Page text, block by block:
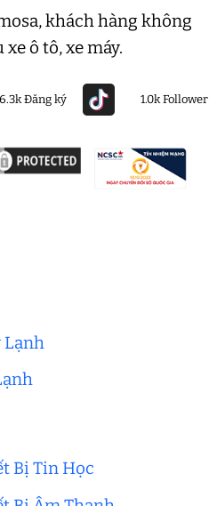
khách hàng không
ô tô, xe máy.
Đăng ký 1.0k Follower
Lạnh
Bị Tin Học